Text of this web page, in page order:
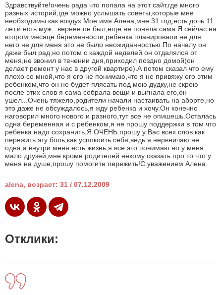
Здравствуйте!очень рада что попала на этот сайт,где много
разных историй,где можно услышать советы,которые мне
необходимы как воздух.Мое имя Алена,мне 31 год,есть дочь 11
лет,и есть муж...вернее он был,еще не поняла сама.Я сейчас на
втором месяце беременности,ребенка планировали не для
него не для меня это не было неожиданностью.По началу он
даже был рад,но потом с каждой неделей он отдалялся от
меня,не звонил в течении дня,приходил поздно домой(он
делает ремонт у нас в другой квартире).А потом сказал что ему
плохо со мной,что я его не понимаю,что я не привяжу его этим
ребенком,что он не будет плясать под мою дудку,не скрою
после этих слов я сама собрала вещи и выгнала его,он
ушел...Очень тяжело,родители начали настаивать на аборте,но
это даже не обсуждалось,я жду ребенка и хочу.Он конечно
наговорил много нового и разного,тут все не опишешь.Осталась
одна беременная и с ребенком,я не прошу поддержки в том что
ребенка надо сохранить,Я ОЧЕНЬ прошу у Вас всех слов как
пережить эту боль,как успокоить себя,ведь я нервничаю не
одна,а внутри меня есть жизнь,я все это понимаю но у меня
мало друзей,мне кроме родителей некому сказать про то что у
меня на душе,прошу помогите пережить!С уважением Алена.
alena, возраст: 31 / 07.12.2009
Отклики: